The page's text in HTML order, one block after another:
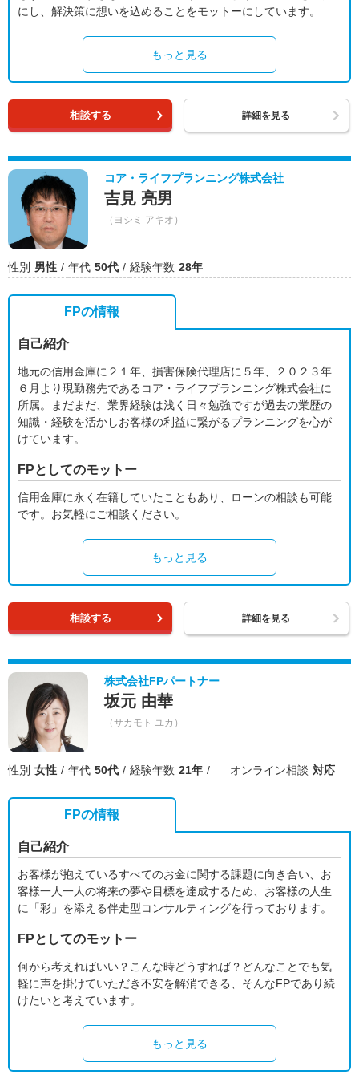
にし、解決策に想いを込めることをモットーにしています。
もっと見る
相談する 詳細を見る
コア・ライフプランニング株式会社
吉見 亮男
（ヨシミ アキオ）
性別 男性 年代 50代 経験年数 28年
FPの情報
自己紹介
地元の信用金庫に２１年、損害保険代理店に５年、２０２３年
６月より現勤務先であるコア・ライフプランニング株式会社に
所属。まだまだ、業界経験は浅く日々勉強ですが過去の業歴の
知識・経験を活かしお客様の利益に繋がるプランニングを心が
けています。
FPとしてのモットー
信用金庫に永く在籍していたこともあり、ローンの相談も可能
です。お気軽にご相談ください。
もっと見る
相談する 詳細を見る
株式会社FPパートナー
坂元 由華
（サカモト ユカ）
性別 女性 年代 50代 経験年数 21年 オンライン相談 対応
FPの情報
自己紹介
お客様が抱えているすべてのお金に関する課題に向き合い、お
客様一人一人の将来の夢や目標を達成するため、お客様の人生
に「彩」を添える伴走型コンサルティングを行っております。
FPとしてのモットー
何から考えればいい？こんな時どうすれば？どんなことでも気
軽に声を掛けていただき不安を解消できる、そんなFPであり続
けたいと考えています。
もっと見る